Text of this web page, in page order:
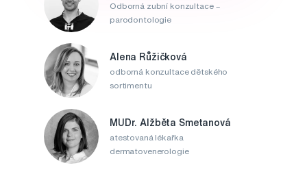
Odborná zubní konzultace –
parodontologie
Alena Růžičková
odborná konzultace dětského
sortimentu
MUDr. Alžběta Smetanová
atestovaná lékařka
dermatovenerologie